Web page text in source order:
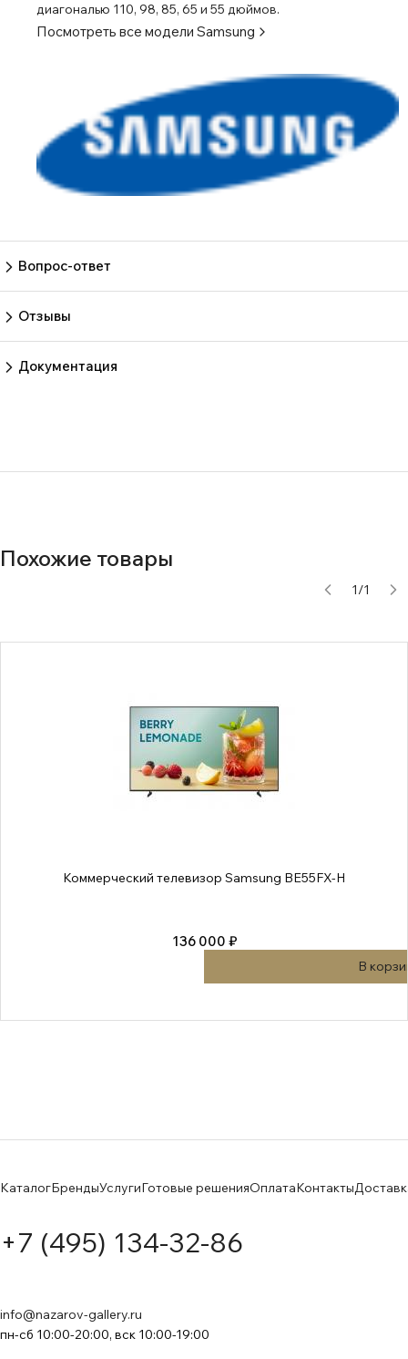
диагональю 110, 98, 85, 65 и 55 дюймов.
Посмотреть все модели Samsung
Вопрос-ответ
Отзывы
Документация
Похожие товары
1/1
Коммерческий телевизор Samsung BE55FX-H
136 000 ₽
В
КаталогБрендыУслугиГотовые решенияОплатаКонтакты
+7 (495) 134-32-86
info@nazarov-gallery.ru
пн-сб 10:00-20:00, вск 10:00-19:00